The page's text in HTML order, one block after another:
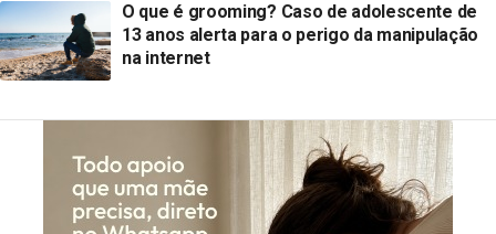
O que é grooming? Caso de adolescente de
13 anos alerta para o perigo da manipulação
na internet